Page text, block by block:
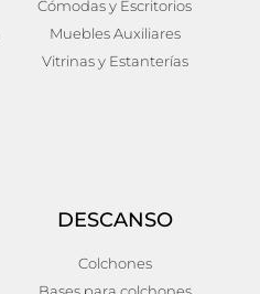
Cómodas y Escritorios
Muebles Auxiliares
Vitrinas y Estanterías
DESCANSO
Colchones
Bases para colchones